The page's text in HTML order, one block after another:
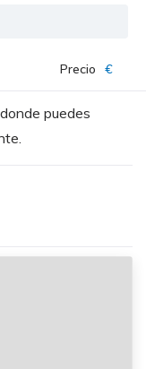
Precio €
puedes